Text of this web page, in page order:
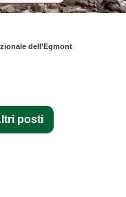
dell'Egmont
posti